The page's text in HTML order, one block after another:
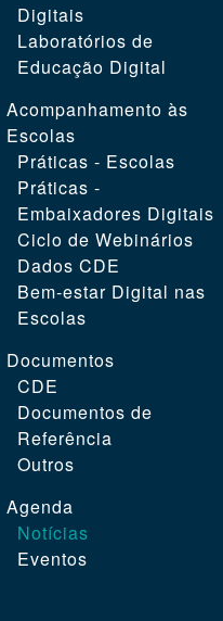
Digitais
Laboratórios de
Educação Digital
Acompanhamento às
Escolas
Práticas - Escolas
Práticas -
Embaixadores Digitais
Ciclo de Webinários
Dados CDE
Bem-estar Digital nas
Escolas
Documentos
CDE
Documentos de
Referência
Outros
Agenda
Notícias
Eventos